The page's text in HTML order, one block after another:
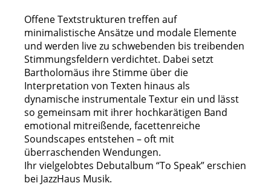
Offene Textstrukturen treffen auf
minimalistische Ansätze und modale Elemente
und werden live zu schwebenden bis treibenden
Stimmungsfeldern verdichtet. Dabei setzt
Bartholomäus ihre Stimme über die
Interpretation von Texten hinaus als
dynamische instrumentale Textur ein und lässt
so gemeinsam mit ihrer hochkarätigen Band
emotional mitreißende, facettenreiche
Soundscapes entstehen – oft mit
überraschenden Wendungen.
Ihr vielgelobtes Debutalbum “To Speak” erschien
bei JazzHaus Musik.